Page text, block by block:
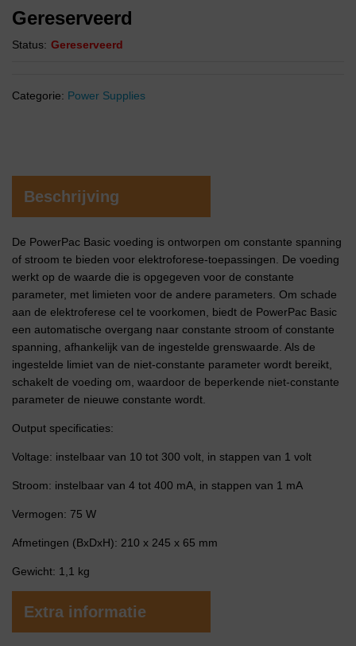
Gereserveerd
Status: Gereserveerd
Categorie: Power Supplies
Beschrijving
De PowerPac Basic voeding is ontworpen om constante spanning
of stroom te bieden voor elektroforese-toepassingen. De voeding
werkt op de waarde die is opgegeven voor de constante
parameter, met limieten voor de andere parameters. Om schade
aan de elektroferese cel te voorkomen, biedt de PowerPac Basic
een automatische overgang naar constante stroom of constante
spanning, afhankelijk van de ingestelde grenswaarde. Als de
ingestelde limiet van de niet-constante parameter wordt bereikt,
schakelt de voeding om, waardoor de beperkende niet-constante
parameter de nieuwe constante wordt.
Output specificaties:
Voltage: instelbaar van 10 tot 300 volt, in stappen van 1 volt
Stroom: instelbaar van 4 tot 400 mA, in stappen van 1 mA
Vermogen: 75 W
Afmetingen (BxDxH): 210 x 245 x 65 mm
Gewicht: 1,1 kg
Extra informatie